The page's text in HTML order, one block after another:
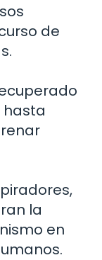
de
hasta
la
en